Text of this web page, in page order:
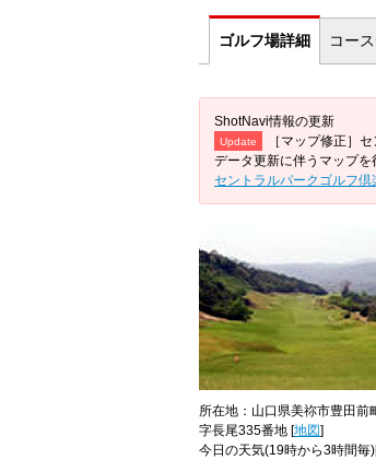
ゴルフ場詳細 コース
ShotNavi情報の更新
Update ［マップ修正］
データ更新に伴うマップを
セントラルパークゴルフ倶
所在地：山口県美祢市豊田前
字長尾335番地 [地図]
今日の天気(19時から3時間毎